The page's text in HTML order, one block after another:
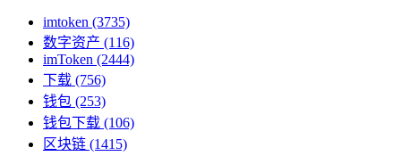
imtoken (3735)
数字资产 (116)
imToken (2444)
下载 (756)
钱包 (253)
钱包下载 (106)
区块链 (1415)